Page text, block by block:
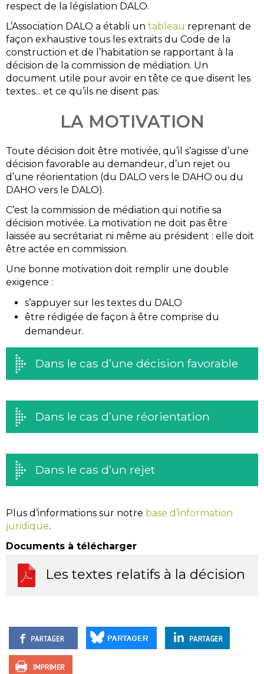
respect de la législation DALO.
L’Association DALO a établi un tableau reprenant de
façon exhaustive tous les extraits du Code de la
construction et de l’habitation se rapportant à la
décision de la commission de médiation. Un
document utile pour avoir en tête ce que disent les
textes... et ce qu’ils ne disent pas.
LA MOTIVATION
Toute décision doit être motivée, qu’il s’agisse d’une
décision favorable au demandeur, d’un rejet ou
d’une réorientation (du DALO vers le DAHO ou du
DAHO vers le DALO).
C’est la commission de médiation qui notifie sa
décision motivée. La motivation ne doit pas être
laissée au secrétariat ni même au président : elle doit
être actée en commission.
Une bonne motivation doit remplir une double
exigence :
s’appuyer sur les textes du DALO
être rédigée de façon à être comprise du
demandeur.
Dans le cas d’une décision favorable
Dans le cas d’une réorientation
Dans le cas d’un rejet
Plus d’informations sur notre base d’information
juridique.
Documents à télécharger
Les textes relatifs à la décision